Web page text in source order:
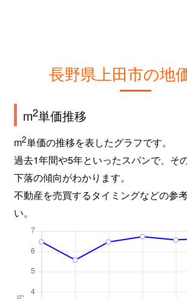
長野県上田市の地
m2単価推移
m2単価の推移を表したグラフです。
過去1年間や5年といったスパンで、そ
下落の傾向がわかります。
不動産を売買するタイミングなどの参
い。